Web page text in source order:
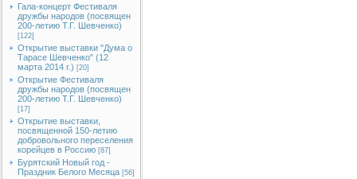
Гала-концерт Фестиваля
дружбы народов (посвящен
200-летию Т.Г. Шевченко)
[122]
Открытие выставки "Дума о
Тарасе Шевченко" (12
марта 2014 г.) [20]
Открытие Фестиваля
дружбы народов (посвящен
200-летию Т.Г. Шевченко)
[17]
Открытие выставки,
посвященной 150-летию
добровольного переселения
корейцев в Россию [87]
Бурятский Новый год -
Праздник Белого Месяца [56]